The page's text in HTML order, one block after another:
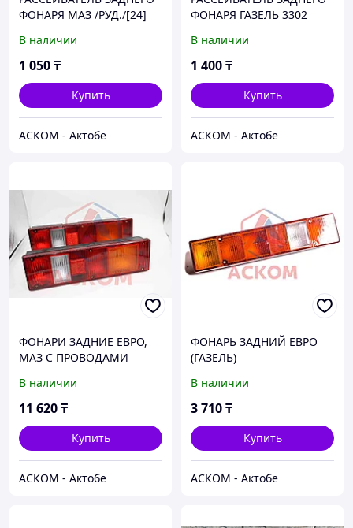
ФОНАРЯ МАЗ /РУД./[24]
В наличии
1 050₸
Купить
АСКОМ - Актобе
ФОНАРЯ ГАЗЕЛЬ 3302
В наличии
1 400₸
Купить
АСКОМ - Актобе
ФОНАРИ ЗАДНИЕ ЕВРО,
МАЗ С ПРОВОДАМИ
В наличии
11 620₸
Купить
АСКОМ - Актобе
ФОНАРЬ ЗАДНИЙ ЕВРО
(ГАЗЕЛЬ)
В наличии
3 710₸
Купить
АСКОМ - Актобе